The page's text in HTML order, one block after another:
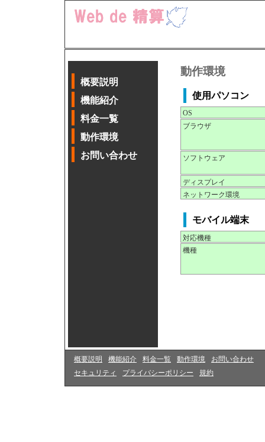
概要説明
機能紹介
料金一覧
動作環境
お問い合わせ
動作環境
使用パソコン
OS
ブラウザ
ソフトウェア
ディスプレイ
ネットワーク環境
モバイル端末
対応機種
機種
概要説明 機能紹介 料金一覧 動作環境
お問い合わせ
セキュリティ
プライバシーポリシー 規約